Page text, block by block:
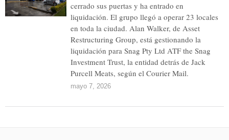
cerrado sus puertas y ha entrado en
liquidación. El grupo llegó a operar 23 locales
en toda la ciudad. Alan Walker, de Asset
Restructuring Group, está gestionando la
liquidación para Snag Pty Ltd ATF the Snag
Investment Trust, la entidad detrás de Jack
Purcell Meats, según el Courier Mail.
mayo 7, 2026